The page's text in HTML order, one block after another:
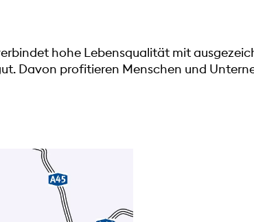
hohe Lebensqualität mit
Davon profitieren Menschen und